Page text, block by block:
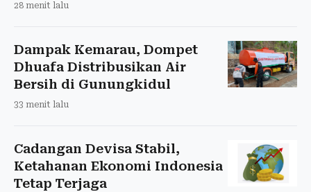
28 menit lalu
Dampak Kemarau, Dompet
Dhuafa Distribusikan Air
Bersih di Gunungkidul
33 menit lalu
Cadangan Devisa Stabil,
Ketahanan Ekonomi Indonesia
Tetap Terjaga